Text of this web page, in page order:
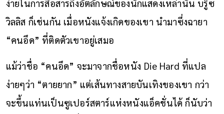
ง่ายในการสื่อสารถึงอัตลักษณ์ของนักแสดงเหล่านั้น บรู๊ซ
วิลลิส ก็เช่นกัน เมื่อหนังแจ้งเกิดของเขา นำมาซึ่งฉายา
“คนอึด” ที่ติดตัวเขาอยู่เสมอ
แม้ว่าชื่อ “คนอึด” จะมาจากชื่อหนัง Die Hard ที่แปล
ง่ายๆว่า “ตายยาก” แต่เส้นทางสายบันเทิงของเขา กว่า
จะขึ้นแท่นเป็นซูเปอร์สตาร์แห่งหนังแอ็คชั่นได้ ก็นับว่า